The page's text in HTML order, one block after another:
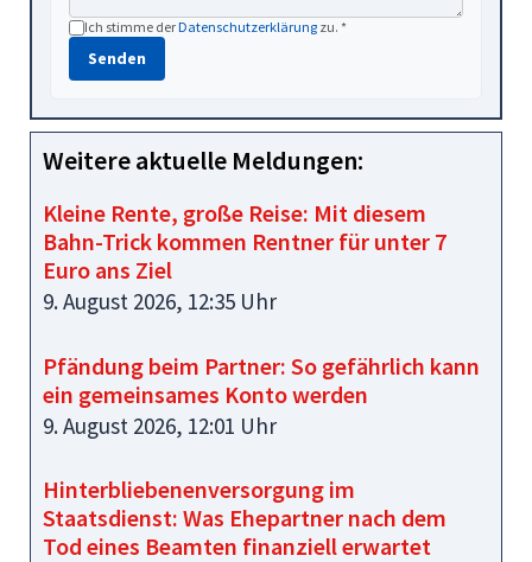
Ich stimme derDatenschutzerklärung zu. *
Senden
Weitere aktuelle Meldungen:
Kleine Rente, große Reise: Mit diesem
Bahn-Trick kommen Rentner für unter 7
Euro ans Ziel
9. August 2026, 12:35 Uhr
Pfändung beim Partner: So gefährlich kann
ein gemeinsames Konto werden
9. August 2026, 12:01 Uhr
Hinterbliebenenversorgung im
Staatsdienst: Was Ehepartner nach dem
Tod eines Beamten finanziell erwartet